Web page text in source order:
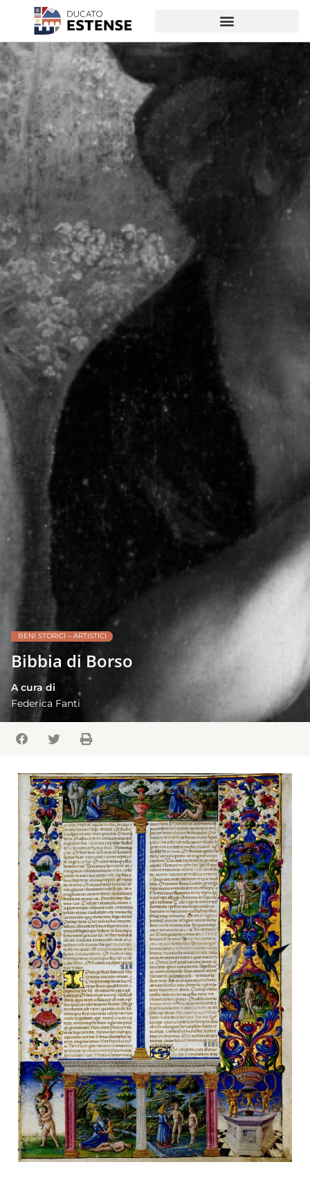
BENI STORICI – ARTISTICI
Bibbia di Borso
A cura di
Federica Fanti